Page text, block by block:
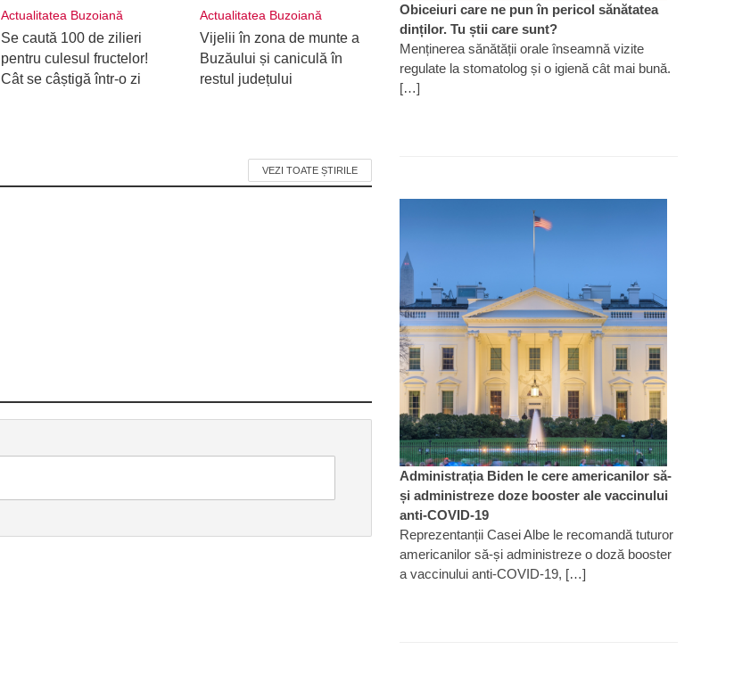
Actualitatea Buzoiană
Se caută 100 de zilieri
pentru culesul fructelor!
Cât se câștigă într-o zi
Actualitatea Buzoiană
Vijelii în zona de munte a
Buzăului și caniculă în
restul județului
VEZI TOATE ȘTIRILE
Obiceiuri care ne pun în pericol sănătatea
dinților. Tu știi care sunt?
Menținerea sănătății orale înseamnă vizite
regulate la stomatolog și o igienă cât mai bună.
[…]
Administrația Biden le cere americanilor să-
și administreze doze booster ale vaccinului
anti-COVID-19
Reprezentanții Casei Albe le recomandă tuturor
americanilor să-și administreze o doză booster
a vaccinului anti-COVID-19, […]